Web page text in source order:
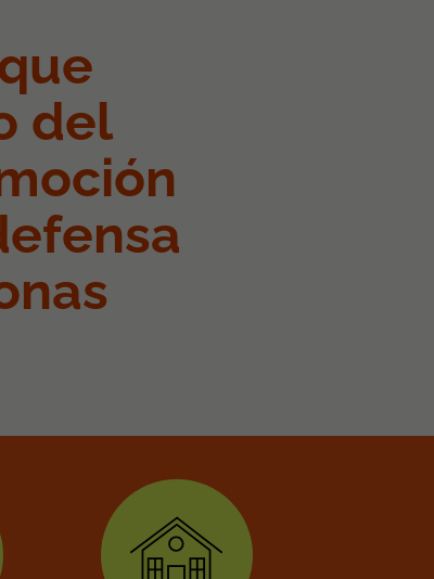
del